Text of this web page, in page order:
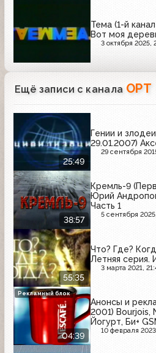
Тема (1-й
Вот моя
3 октября 2025,
Ещё записи с канала ОРТ
25:49
Гении и
29.01.2007)
29 сентября
38:57
Кремль-9
Юрий
Часть 1
5 сентября
55:35
Что? Где?
Летняя серия.
3 марта 2021,
04:39
Анонсы и
2001) Bourjois,
Йогурт, Би+
Балтика,
10 февраля
Рекламный блок